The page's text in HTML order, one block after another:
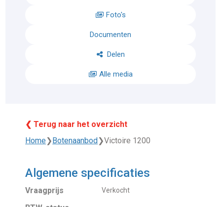
Foto's
Documenten
Delen
Alle media
❮ Terug naar het overzicht
Home❯Botenaanbod❯Victoire 1200
Algemene specificaties
Vraagprijs Verkocht